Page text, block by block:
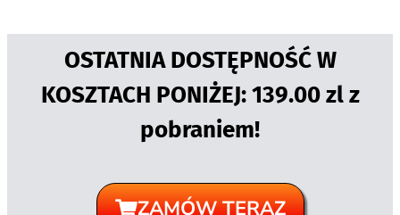
OSTATNIA DOSTĘPNOŚĆ W
KOSZTACH PONIŻEJ: 139.00 zl z
pobraniem!
ZAMÓW TERAZ